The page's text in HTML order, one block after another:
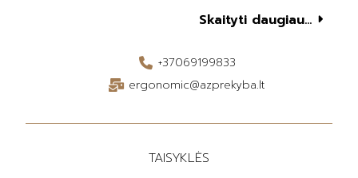
Skaityti daugiau...
+37069199833
ergonomic@azprekyba.lt
TAISYKLĖS